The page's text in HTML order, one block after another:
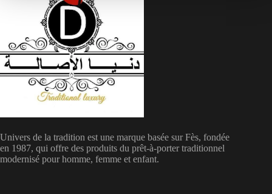
Univers de la tradition est une marque basée sur Fès, fondée
en 1987, qui offre des produits du prêt-à-porter traditionnel
modernisé pour homme, femme et enfant.